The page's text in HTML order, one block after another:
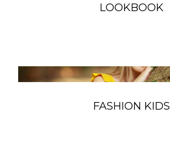
LOOKBOOK
FASHION KIDS